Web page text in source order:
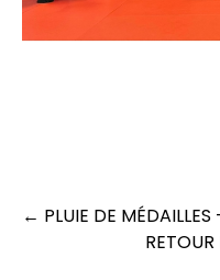
Post
navigation
← PLUIE DE